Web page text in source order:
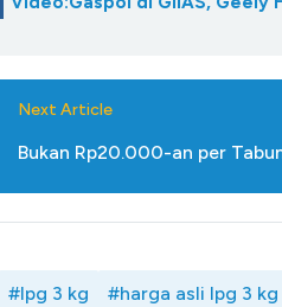
Next Article
Bukan Rp20.000-an per
#lpg 3 kg #harga asli lpg 3 kg